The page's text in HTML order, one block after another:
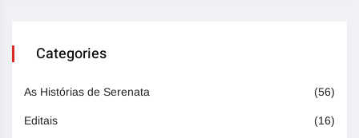
Categories
As Histórias de Serenata (56)
Editais (16)